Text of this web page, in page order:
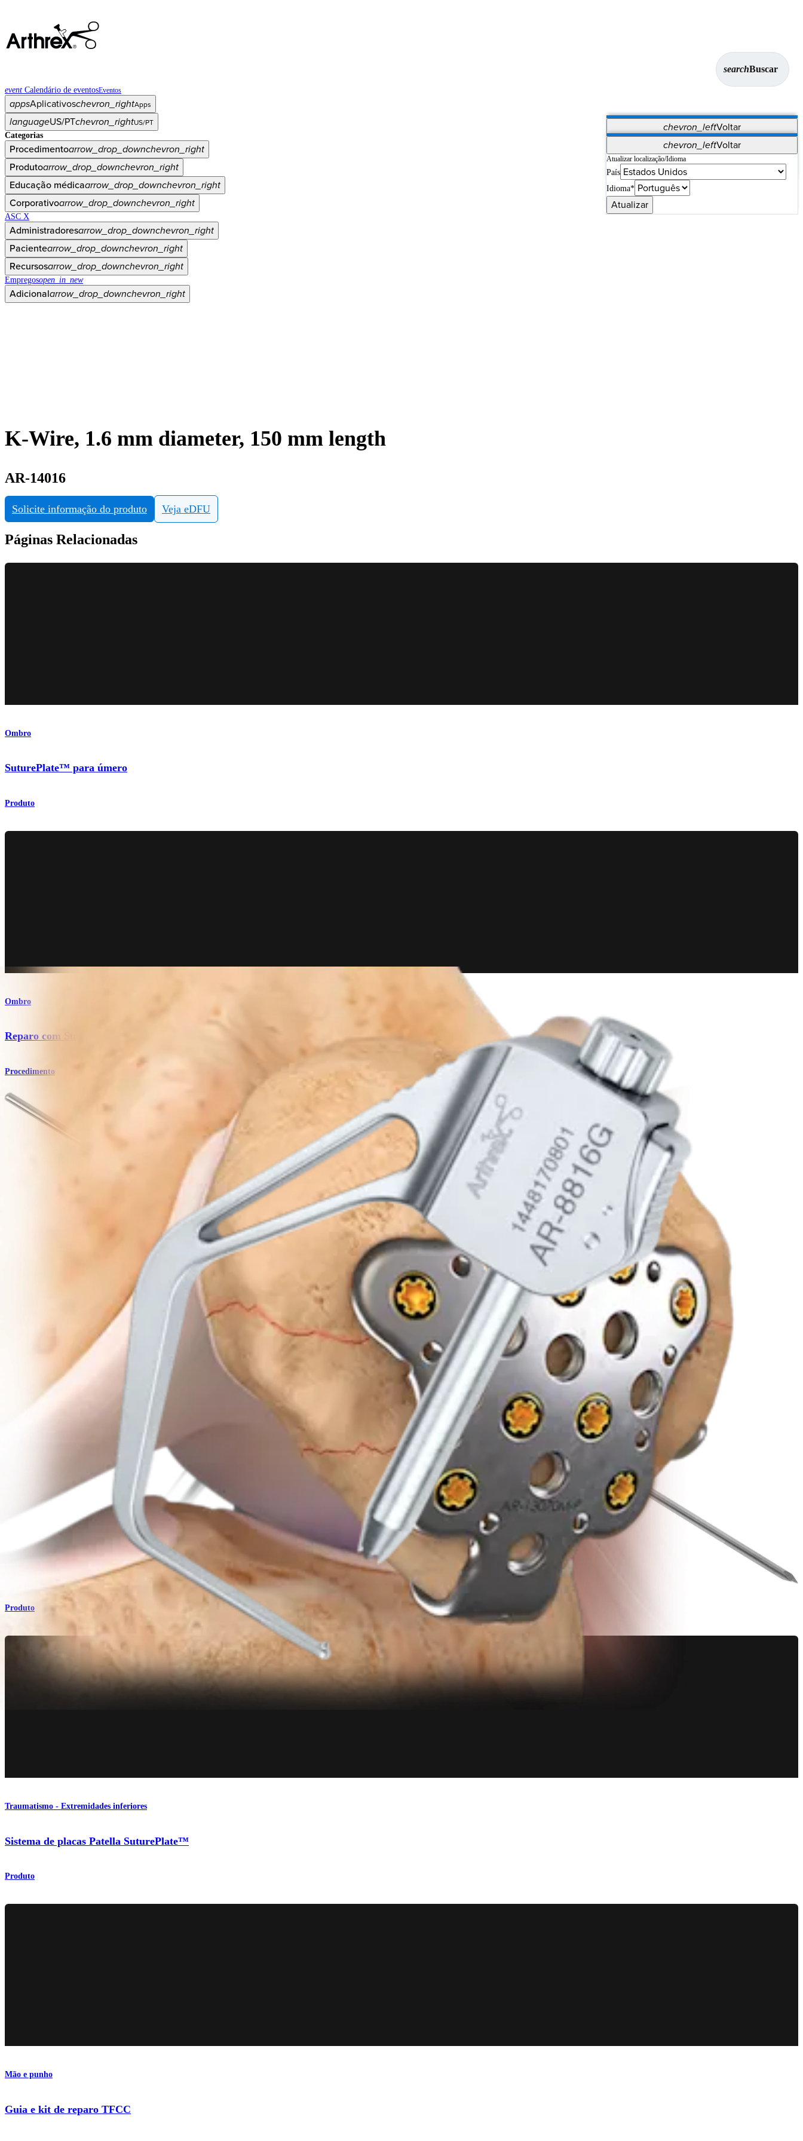
searchBuscar
event Calendário de eventosEventos
appsAplicativoschevron_rightApps
chevron_leftVoltar
Vet Systems OrthoPedia Patient
Supplier Portal
Synergy Imaging & Resection
languageUS/PTchevron_rightUS/PT
chevron_leftVoltar
Atualizar localização/Idioma
País
Idioma*
Atualizar
Categorias
Procedimentoarrow_drop_downchevron_right
Produtoarrow_drop_downchevron_right
Educação médicaarrow_drop_downchevron_right
Corporativoarrow_drop_downchevron_right
ASC X
Administradoresarrow_drop_downchevron_right
Pacientearrow_drop_downchevron_right
Recursosarrow_drop_downchevron_right
Empregosopen_in_new
Adicionalarrow_drop_downchevron_right
K-Wire, 1.6 mm diameter, 150 mm length
AR-14016
Solicite informação do produto Veja eDFU
Páginas Relacionadas
Ombro
SuturePlate™ para úmero
Produto
Ombro
Reparo com SuturePlate™ para úmero
Procedimento
Placa SuturePlate™ para patela
Traumatismo - Extremidades inferiores
Patella SuturePlate™ II
Produto
Traumatismo - Extremidades inferiores
Sistema de placas Patella SuturePlate™
Produto
Mão e punho
Guia e kit de reparo TFCC